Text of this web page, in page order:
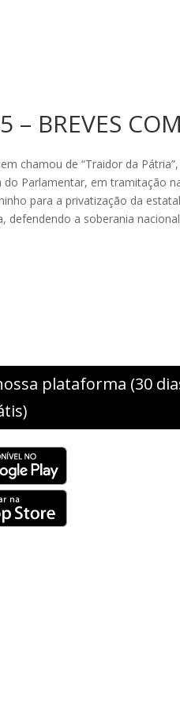
BREVES
chamou de “Traidor da
Parlamentar, em tramitação
para a privatização da
a soberania
plataforma (30